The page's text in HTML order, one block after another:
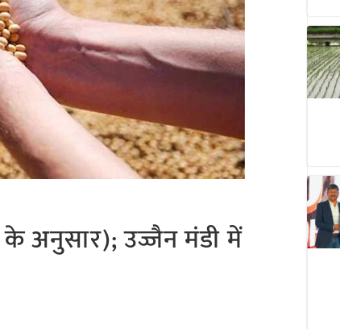
अनुसार); उज्जैन मंडी में